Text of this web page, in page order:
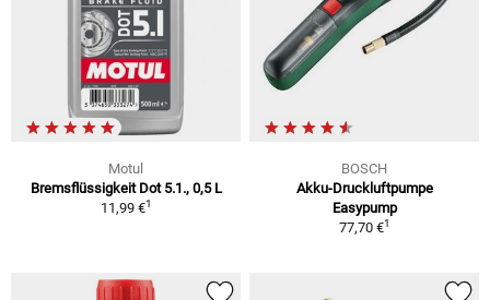
Motul
Bremsflüssigkeit Dot 5.1., 0,5 L
11,99 €1
BOSCH
Akku-Druckluftpumpe
Easypump
77,70 €1